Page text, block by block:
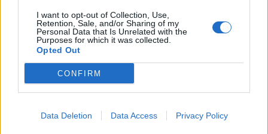
I want to opt-out of Collection, Use,
Retention, Sale, and/or Sharing of my
Personal Data that Is Unrelated with the
Purposes for which it was collected.
Opted Out
CONFIRM
Data Deletion Data Access Privacy Policy
пари ќе ви легнат на сметка
годинава
БЕЛ ШТРАЈК НА ГРАНИЦИТЕ:
Вака не било никогаш на
чека и пет часа
Народна банка: НА
“НЕВЛАДИНИТЕ“ ШАРЕНИ ВО
ИСПЛАТЕНИ 1,3 МИЛИЈАРДИ
ЕВРА!!!